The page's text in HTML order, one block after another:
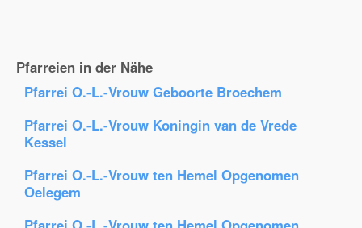
Pfarreien in der Nähe
Pfarrei O.-L.-Vrouw Geboorte Broechem
Pfarrei O.-L.-Vrouw Koningin van de Vrede
Kessel
Pfarrei O.-L.-Vrouw ten Hemel Opgenomen
Oelegem